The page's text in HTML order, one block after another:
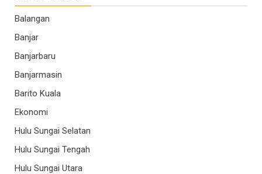
Balangan
Banjar
Banjarbaru
Banjarmasin
Barito Kuala
Ekonomi
Hulu Sungai Selatan
Hulu Sungai Tengah
Hulu Sungai Utara